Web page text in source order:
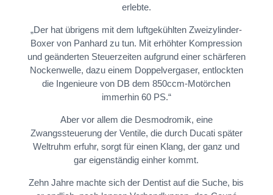
erlebte.
„Der hat übrigens mit dem luftgekühlten Zweizylinder-
Boxer von Panhard zu tun. Mit erhöhter Kompression
und geänderten Steuerzeiten aufgrund einer schärferen
Nockenwelle, dazu einem Doppelvergaser, entlockten
die Ingenieure von DB dem 850ccm-Motörchen
immerhin 60 PS.“
Aber vor allem die Desmodromik, eine
Zwangssteuerung der Ventile, die durch Ducati später
Weltruhm erfuhr, sorgt für einen Klang, der ganz und
gar eigenständig einher kommt.
Zehn Jahre machte sich der Dentist auf die Suche, bis